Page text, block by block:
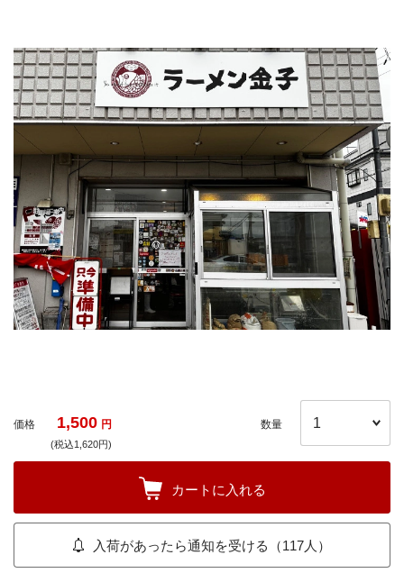
価格 1,500 円
(税込1,620円)
数量
カートに入れる
入荷があったら通知を受ける（117人）